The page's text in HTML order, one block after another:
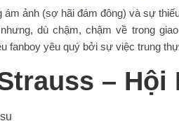
ảnh (sợ hãi đám đông) và sự
dù chậm, chậm về trong
fanboy yêu quý bởi sự việc trung
– Hội